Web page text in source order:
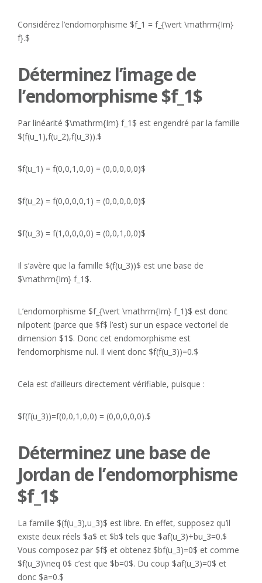
Considérez l’endomorphisme $f_1 = f_{\vert \mathrm{Im}
f}.$
Déterminez l’image de
l’endomorphisme $f_1$
Par linéarité $\mathrm{Im} f_1$ est engendré par la famille
$(f(u_1),f(u_2),f(u_3)).$
$f(u_1) = f(0,0,1,0,0) = (0,0,0,0,0)$
$f(u_2) = f(0,0,0,0,1) = (0,0,0,0,0)$
$f(u_3) = f(1,0,0,0,0) = (0,0,1,0,0)$
Il s’avère que la famille $(f(u_3))$ est une base de
$\mathrm{Im} f_1$.
L’endomorphisme $f_{\vert \mathrm{Im} f_1}$ est donc
nilpotent (parce que $f$ l’est) sur un espace vectoriel de
dimension $1$. Donc cet endomorphisme est
l’endomorphisme nul. Il vient donc $f(f(u_3))=0.$
Cela est d’ailleurs directement vérifiable, puisque :
$f(f(u_3))=f(0,0,1,0,0) = (0,0,0,0,0).$
Déterminez une base de
Jordan de l’endomorphisme
$f_1$
La famille $(f(u_3),u_3)$ est libre. En effet, supposez qu’il
existe deux réels $a$ et $b$ tels que $af(u_3)+bu_3=0.$
Vous composez par $f$ et obtenez $bf(u_3)=0$ et comme
$f(u_3)\neq 0$ c’est que $b=0$. Du coup $af(u_3)=0$ et
donc $a=0.$